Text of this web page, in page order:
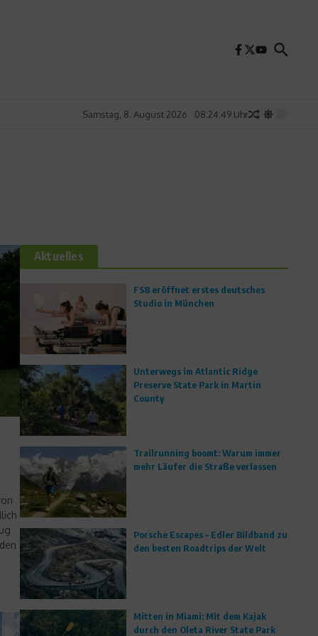
Samstag, 8. August 2026 08:24:51 Uhr
Aktuelles
FS8 eröffnet erstes deutsches
Studio in München
Unterwegs im Atlantic Ridge
Preserve State Park in Martin
County
Trailrunning boomt: Warum immer
mehr Läufer die Straße verlassen
Porsche Escapes – Edler Bildband zu
den besten Roadtrips der Welt
Mitten in Miami: Mit dem Kajak
durch den Oleta River State Park